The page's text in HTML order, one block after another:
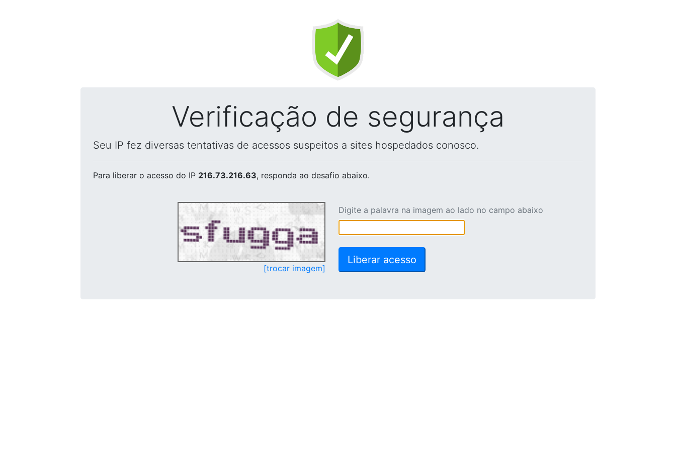
Verificação de segurança
Seu IP fez diversas tentativas de acessos suspeitos a sites hospedados conosco.
Para liberar o acesso do IP 216.73.216.63, responda ao desafio abaixo.
[trocar imagem]
Digite a palavra na imagem ao lado no campo abaixo